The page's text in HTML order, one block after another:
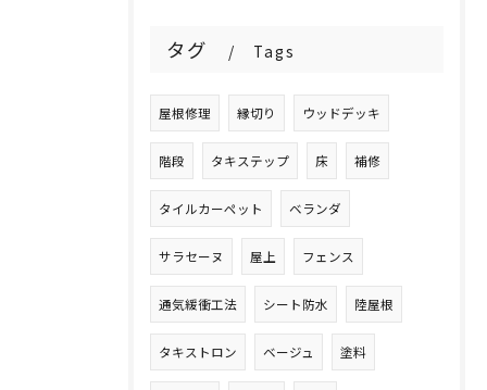
タグ Tags
屋根修理 縁切り ウッドデッキ
階段 タキステップ 床 補修
タイルカーペット ベランダ
サラセーヌ 屋上 フェンス
通気緩衝工法 シート防水 陸屋根
タキストロン ベージュ 塗料